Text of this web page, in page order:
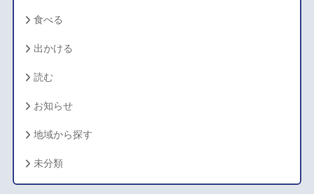
食べる
出かける
読む
お知らせ
地域から探す
未分類